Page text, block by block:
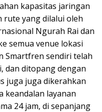
kapasitas jaringan
rute yang dilalui oleh
Ngurah Rai dan
semua venue lokasi
Smartfren sendiri telah
dan ditopang dengan
juga juga dikerahkan
keandalan layanan
24 jam, di sepanjang